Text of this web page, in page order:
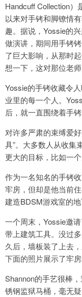
Handcuff Collection）
以来对手铐和脚镣情
趣。据说，Yossie的
做演讲，期间用手铐
了巨大影响，从那时
想一下，这对那位老
Yossie的手铐收藏令
业里的每一个人。
后，就一直围绕着手
对许多严肃的束缚爱
具”。大多数人从收集
更大的目标，比如一
作为一名知名的手铐
牢房，但却是他当前
建造BDSM游戏室的
一个周末，Yossie邀
带上建筑工具。没过
久后，墙板装了上去
下面的照片展示了牢
Shannon的手艺很棒
锈钢监狱马桶，毫无